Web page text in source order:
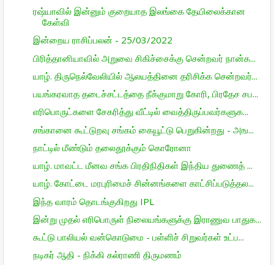
ரஷ்யாவில் இன்னும் குறையாத இலங்கை தேயிலைக்கான
கேள்வி
இன்றைய ராசிப்பலன் - 25/03/2022
பிரித்தானியாவில் அறுவை சிகிச்சைக்கு சென்றவர் நான்க...
யாழ். திருநெல்வேலியில் ஆலயத்தினை தரிசிக்க சென்றவர்...
பயங்கரவாத தடைச்சட்டத்தை நீக்குமாறு கோரி, பிரதேச சப...
எரிபொருட்களை சேகரித்து வீட்டில் வைத்திருப்பவர்களுக...
சங்கானை கூட்டுறவு சங்கம் கையூட்டு பெறுகின்றது - அங...
நாட்டில் மீண்டும் தலைதூக்கும் கொரோனா
யாழ். மாவட்ட மீனவ சங்க பிரதிநிதிகள் இந்திய துணைத் ...
யாழ். கோட்டை மரபுரிமைச் சின்னங்களை காட்சிப்படுத்தல...
இந்த வாரம் தொடங்குகிறது IPL
இன்று முதல் எரிபொருள் நிலையங்களுக்கு இராணுவ பாதுக...
கூட்டு பாலியல் வன்கொடுமை - பள்ளிச் சிறுவர்கள் உட்ப...
நடிகர் ஆதி - நிக்கி கல்ராணி திருமணம்